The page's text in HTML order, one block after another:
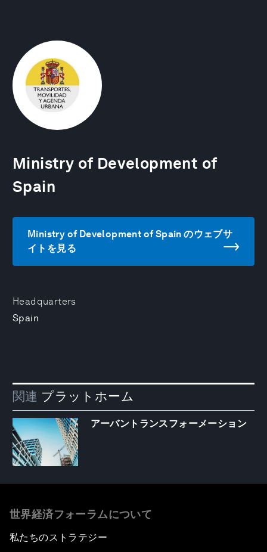
Headquarters
Spain
Ministry of Development of
Spain
Ministry of Development of Spain のウェブサ
イトを見る
関連 プラットホーム
アーバントランスフォーメーション
世界経済フォーラムについて
私たちのストラテジー